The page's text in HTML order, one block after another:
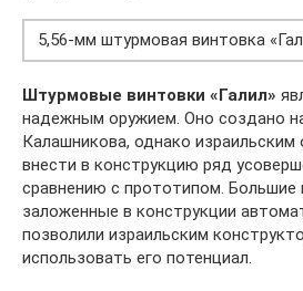
5,56-мм штурмовая винтовка
Штурмовые винтовки «Галил»
надеж­ным оружием. Оно создано
Калашникова, однако
внести в конструкцию ряд
сравнению с прототипом. Большие
заложен­ные в конструкции
позволили израильским
использо­вать его потенциал.